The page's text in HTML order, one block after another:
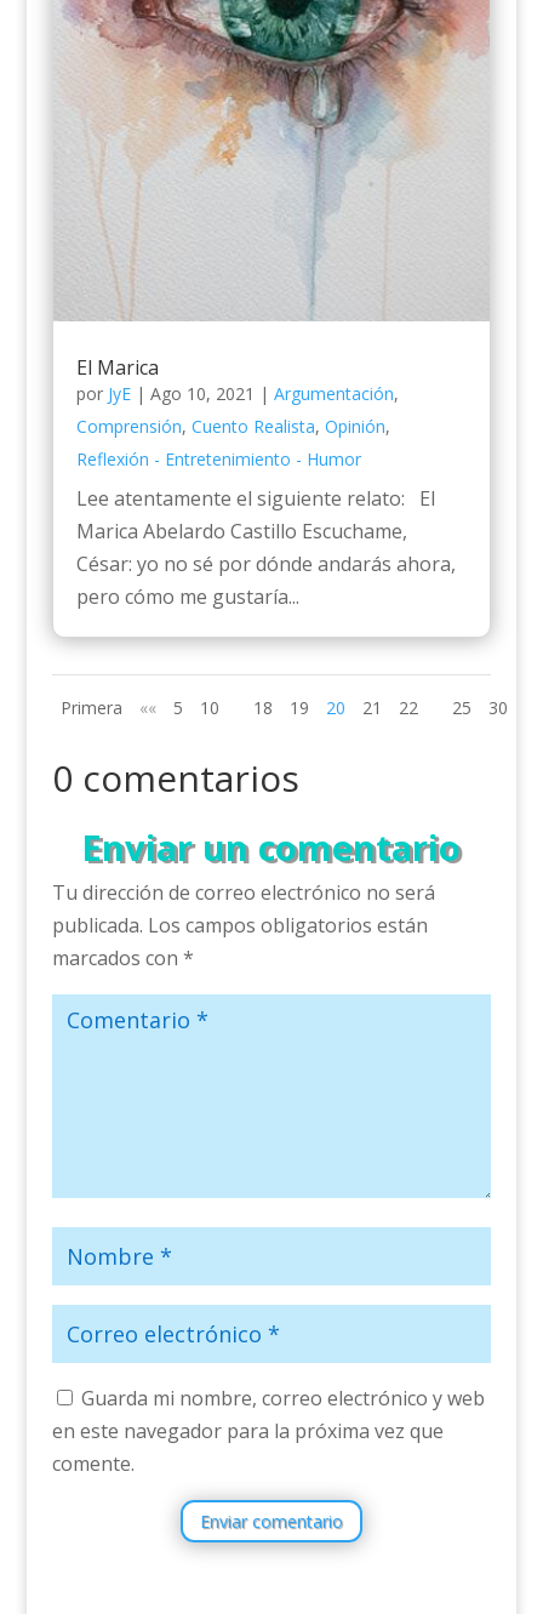
El Marica
por JyE| Ago 10, 2021 | Argumentación,
Comprensión, Cuento Realista, Opinión,
Reflexión - Entretenimiento - Humor
Lee atentamente el siguiente relato: El
Marica Abelardo Castillo Escuchame,
César: yo no sé por dónde andarás ahora,
pero cómo me gustaría...
Primera «« 5 10 18 19 20 21 22 25 30
0 comentarios
Enviar un comentario
Tu dirección de correo electrónico no será
publicada. Los campos obligatorios están
marcados con *
Guarda mi nombre, correo electrónico y web
en este navegador para la próxima vez que
comente.
Enviar comentario